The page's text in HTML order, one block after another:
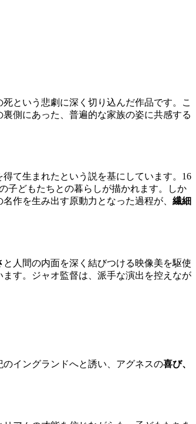
という悲劇に深く切り込んだ作品です。こ
側にあった、普遍的な家族の姿に共感する
て生まれたという説を基にしています。16
子どもたちとの暮らしが描かれます。しか
作を生み出す原動力となった過程が、 繊細
と人間の内面を深く結びつける映像美を駆使
す。ジャオ監督は、派手な演出を控えなが
イングランドへと誘い、アグネスの喜び、